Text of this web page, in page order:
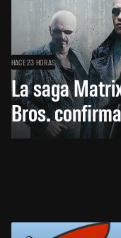
HACE 23 HORAS
La saga
Bros.